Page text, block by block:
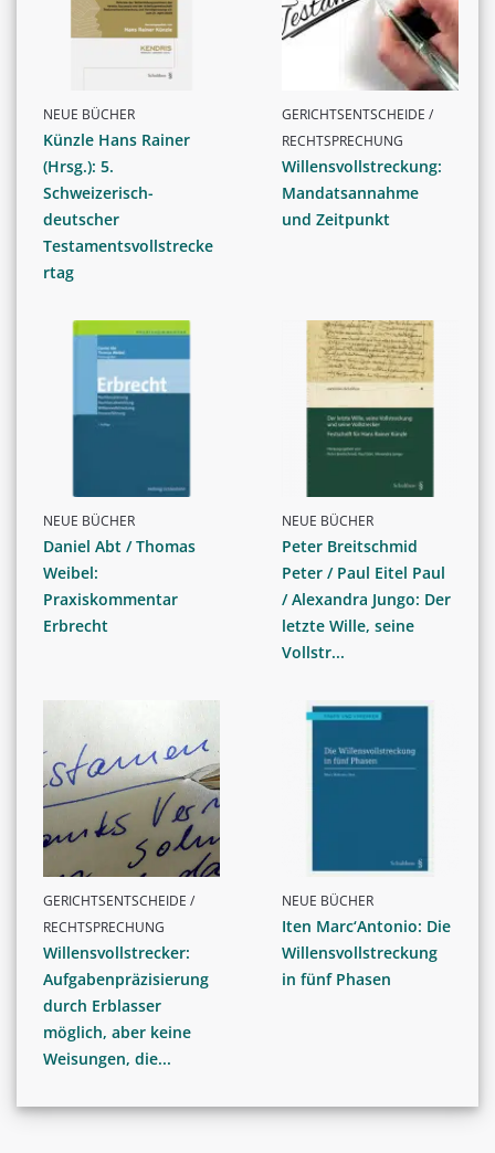
NEUE BÜCHER
Künzle Hans Rainer
(Hrsg.): 5.
Schweizerisch-
deutscher
Testamentsvollstrecke
rtag
GERICHTSENTSCHEIDE /
RECHTSPRECHUNG
Willensvollstreckung:
Mandatsannahme
und Zeitpunkt
NEUE BÜCHER
Daniel Abt / Thomas
Weibel:
Praxiskommentar
Erbrecht
NEUE BÜCHER
Peter Breitschmid
Peter / Paul Eitel Paul
/ Alexandra Jungo: Der
letzte Wille, seine
Vollstr...
GERICHTSENTSCHEIDE /
RECHTSPRECHUNG
Willensvollstrecker:
Aufgabenpräzisierung
durch Erblasser
möglich, aber keine
Weisungen, die...
NEUE BÜCHER
Iten Marc‘Antonio: Die
Willensvollstreckung
in fünf Phasen